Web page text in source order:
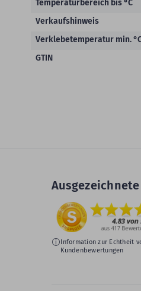
Temperaturbereich bis °C
Verkaufshinweis
Verklebetemperatur min.
GTIN
Information zur Echtheit
Kundenbewertungen